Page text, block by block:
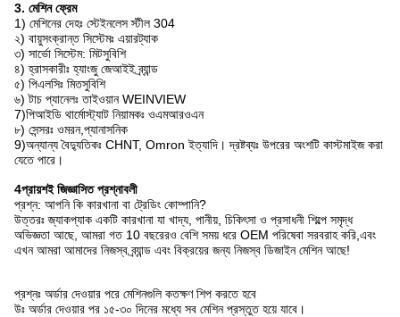
3. মেশিন ফ্রেম
1) মেশিনের দেহঃ স্টেইনলেস স্টীল 304
২) বায়ুসংক্রান্ত সিস্টেমঃ এয়ারট্যাক
৩) সার্ভো সিস্টেম: মিটসুবিশি
৪) হ্রাসকারীঃ হ্যাংজু জেআইই ব্র্যান্ড
৫) পিএলসিঃ মিতসুবিশি
৬) টাচ প্যানেলঃ তাইওয়ান WEINVIEW
7)পিআইডি থার্মোস্ট্যাট নিয়ামকঃ ওএমআরওএন
৮) সেন্সরঃ ওমরন,প্যানাসনিক
9)অন্যান্য বৈদ্যুতিকঃ CHNT, Omron ইত্যাদি। দ্রষ্টব্যঃ উপরের অংশটি কাস্টমাইজ করা
যেতে পারে।
4প্রায়শই জিজ্ঞাসিত প্রশ্নাবলী
প্রশ্ন: আপনি কি কারখানা বা ট্রেডিং কোম্পানি?
উত্তরঃ জ্যাকপ্যাক একটি কারখানা যা খাদ্য, পানীয়, চিকিৎসা ও প্রসাধনী শিল্পে সমৃদ্ধ
অভিজ্ঞতা আছে, আমরা গত 10 বছরেরও বেশি সময় ধরে OEM পরিষেবা সরবরাহ করি,এবং
এখন আমরা আমাদের নিজস্ব ব্র্যান্ড এবং বিক্রয়ের জন্য নিজস্ব ডিজাইন মেশিন আছে!
প্রশ্নঃ অর্ডার দেওয়ার পরে মেশিনগুলি কতক্ষণ শিপ করতে হবে
উঃ অর্ডার দেওয়ার পর ১৫-৩০ দিনের মধ্যে সব মেশিন প্রস্তুত হয়ে যাবে।